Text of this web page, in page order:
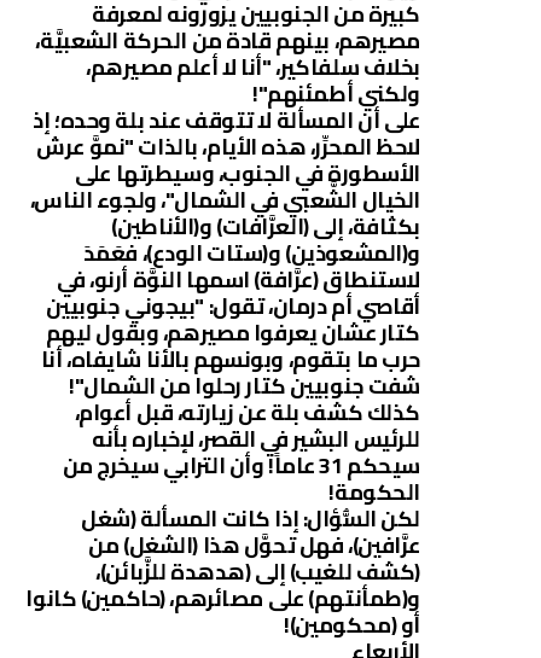
كبيرة من الجنوبيين يزورونه لمعرفة
مصيرهم، بينهم قادة من الحركة الشعبيَّة،
بخلاف سلفاكير، "أنا لا أعلم مصيرهم،
ولكني أطمئنهم"!
على أن المسألة لا تتوقف عند بلة وحده؛ إذ
لاحظ المحرِّر، هذه الأيام، بالذات "نموَّ عرش
الأسطورة في الجنوب، وسيطرتها على
الخيال الشَّعبي في الشمال"، ولجوء الناس،
بكثافة، إلى (العرَّافات) و(الأناطين)
و(المشعوذين) و(ستات الودع)، فعَمَدَ
لاستنطاق (عرَّافة) اسمها النوَّة أرنو، في
أقاصي أم درمان، تقول: "بيجوني جنوبيين
كتار عشان يعرفوا مصيرهم، وبقول ليهم
حرب ما بتقوم، وبونسهم بالأنا شايفاه، أنا
شفت جنوبيين كتار رحلوا من الشمال"!
كذلك كشف بلة عن زيارته، قبل أعوام،
للرئيس البشير في القصر، لإخباره بأنه
سيحكم 31 عاماً! وأن الترابي سيخرج من
الحكومة!
لكن السُّؤال: إذا كانت المسألة (شغل
عرَّافين)، فهل تحوَّل هذا (الشغل) من
(كشف للغيب) إلى (هدهدة للزَّبائن)،
و(طمأنتهم) على مصائرهم، (حاكمين) كانوا
أو (محكومين)!